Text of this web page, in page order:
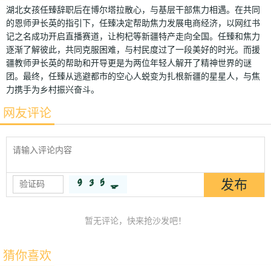
湖北女孩任臻辞职后在博尔塔拉散心，与基层干部焦力相遇。在共同
的恩师尹长英的指引下，任臻决定帮助焦力发展电商经济，以网红书
记之名成功开启直播赛道，让枸杞等新疆特产走向全国。任臻和焦力
逐渐了解彼此，共同克服困难，与村民度过了一段美好的时光。而援
疆教师尹长英的帮助和开导更是为两位年轻人解开了精神世界的谜
团。最终，任臻从逃避都市的空心人蜕变为扎根新疆的星星人，与焦
力携手为乡村振兴奋斗。
网友评论
暂无评论，快来抢沙发吧！
猜你喜欢